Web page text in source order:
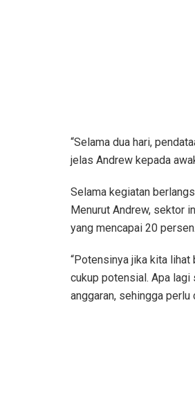
“Selama dua hari,
jelas Andrew kepada
Selama kegiatan
Menurut Andrew, sektor
yang mencapai 20 persen.
“Potensinya jika kita
cukup potensial. Apa
anggaran, sehingga perlu